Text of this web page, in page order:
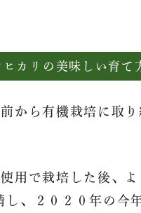
ヒカリの美味しい育て
から有機栽培に取
用で栽培した後、
し、２０２０年の今